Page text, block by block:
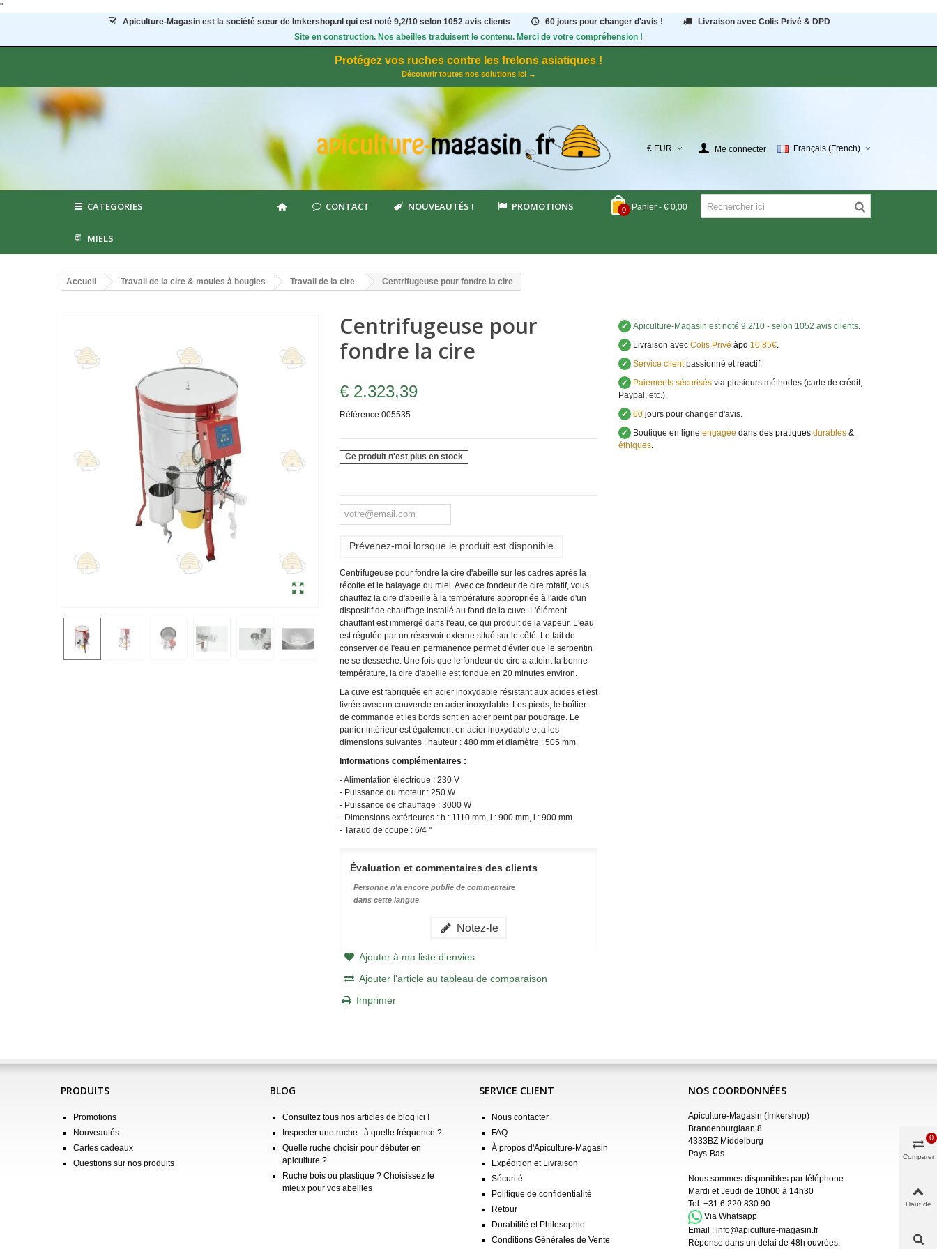
"
Apiculture-Magasin est la société sœur de Imkershop.nl qui est noté 9,2/10 selon 1052avis clients 60 jours pour changer d'avis !
Livraison avec Colis Privé & DPD
Site en construction. Nos abeilles traduisent le contenu. Merci de votre compréhension !
Protégez vos ruches contre les frelons asiatiques !
Découvrir toutes nos solutions ici →
€ EUR Me connecter Français (French)
0 Panier - € 0,00
CATEGORIES CONTACT NOUVEAUTÉS ! PROMOTIONS
MIELS
Accueil Travail de la cire & moules à bougies Travail de la cire Centrifugeuse pour fondre la cire
Centrifugeuse pour
fondre la cire
€ 2.323,39
Référence 005535
Ce produit n'est plus en stock
Prévenez-moi lorsque le produit est disponible
Centrifugeuse pour fondre la cire d'abeille sur les cadres après la
récolte et le balayage du miel. Avec ce fondeur de cire rotatif, vous
chauffez la cire d'abeille à la température appropriée à l'aide d'un
dispositif de chauffage installé au fond de la cuve. L'élément
chauffant est immergé dans l'eau, ce qui produit de la vapeur. L'eau
est régulée par un réservoir externe situé sur le côté. Le fait de
conserver de l'eau en permanence permet d'éviter que le serpentin
ne se dessèche. Une fois que le fondeur de cire a atteint la bonne
température, la cire d'abeille est fondue en 20 minutes environ.
La cuve est fabriquée en acier inoxydable résistant aux acides et est
livrée avec un couvercle en acier inoxydable. Les pieds, le boîtier
de commande et les bords sont en acier peint par poudrage. Le
panier intérieur est également en acier inoxydable et a les
dimensions suivantes : hauteur : 480 mm et diamètre : 505 mm.
Informations complémentaires :
- Alimentation électrique : 230 V
- Puissance du moteur : 250 W
- Puissance de chauffage : 3000 W
- Dimensions extérieures : h : 1110 mm, l : 900 mm, l : 900 mm.
- Taraud de coupe : 6/4 ''
Évaluation et commentaires des clients
Personne n'a encore publié de commentaire
dans cette langue
Notez-le
Ajouter à ma liste d'envies
Ajouter l'article au tableau de comparaison
Imprimer
✔ Apiculture-Magasin est noté 9.2/10 - selon 1052 avis clients.
✔ Livraison avecColis Privé àpd 10,85€.
✔ Service clientpassionné et réactif.
✔ Paiements sécurisésvia plusieurs méthodes (carte de crédit,
Paypal, etc.).
✔ 60jours pour changer d'avis.
✔ Boutique en ligne engagée dans des pratiques durables&
éthiques.
PRODUITS
Promotions
Nouveautés
Cartes cadeaux
Questions sur nos produits
BLOG
Consultez tous nos articles de blog ici !
Inspecter une ruche : à quelle fréquence ?
Quelle ruche choisir pour débuter en
apiculture ?
Ruche bois ou plastique ? Choisissez le
mieux pour vos abeilles
SERVICE CLIENT
Nous contacter
FAQ
À propos d'Apiculture-Magasin
Expédition et Livraison
Sécurité
Politique de confidentialité
Retour
Durabilité et Philosophie
Conditions Générales de Vente
NOS COORDONNÉES
Apiculture-Magasin (Imkershop)
Brandenburglaan 8
4333BZ Middelburg
Pays-Bas
Nous sommes disponibles par téléphone :
Mardi et Jeudi de 10h00 à 14h30
Tel: +31 6 220 830 90
Via Whatsapp
Email : info@apiculture-magasin.fr
Réponse dans un délai de 48h ouvrées.
Comparer
0
Haut de